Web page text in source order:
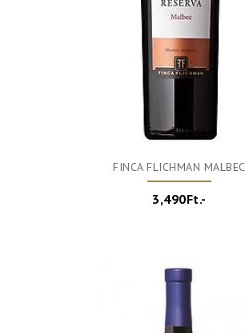
FINCA FLICHMAN MALBEC
3,490Ft.-